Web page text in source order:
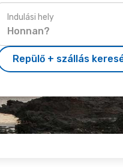
Indulási hely
Repülő + szállás